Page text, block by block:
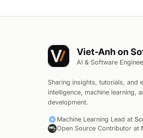
Viet-Anh on
AI & Software
Sharing insights, tutorials, and
intelligence, machine learning,
development.
Machine Learning Lead at
Open Source Contributor at